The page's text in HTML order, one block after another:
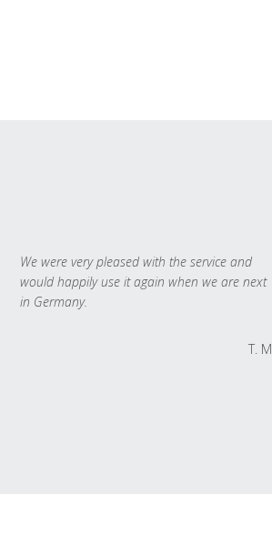
We were very pleased with the service and
would happily use it again when we are next
in Germany.
T. M.